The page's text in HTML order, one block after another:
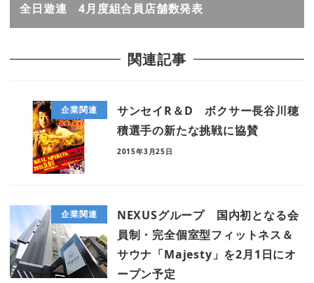
全日遊連 4月度組合員店舗数発表
関連記事
企業関連
サンセイR＆D ボクサー長谷川穂
積選手の新たな挑戦に協賛
2015年3月25日
企業関連
NEXUSグループ 国内初となる会
員制・完全個室型フィットネス＆
サウナ「Majesty」を2月1日にオ
ープン予定